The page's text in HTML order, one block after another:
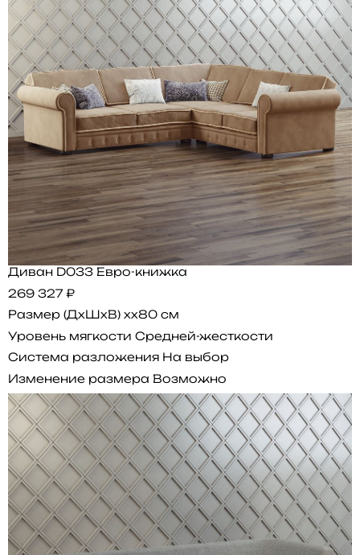
Диван D033 Евро-книжка
269 327 ₽
Размер (ДхШхВ) xx80 см
Уровень мягкости Средней-жесткости
Система разложения На выбор
Изменение размера Возможно